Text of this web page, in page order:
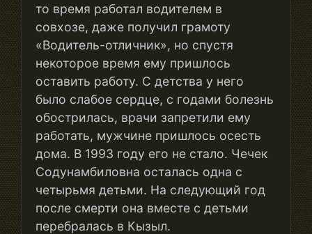
то время работал водителем в
совхозе, даже получил грамоту
«Водитель-отличник», но спустя
некоторое время ему пришлось
оставить работу. С детства у него
было слабое сердце, с годами болезнь
обострилась, врачи запретили ему
работать, мужчине пришлось осесть
дома. В 1993 году его не стало. Чечек
Содунамбиловна осталась одна с
четырьмя детьми. На следующий год
после смерти она вместе с детьми
перебралась в Кызыл.